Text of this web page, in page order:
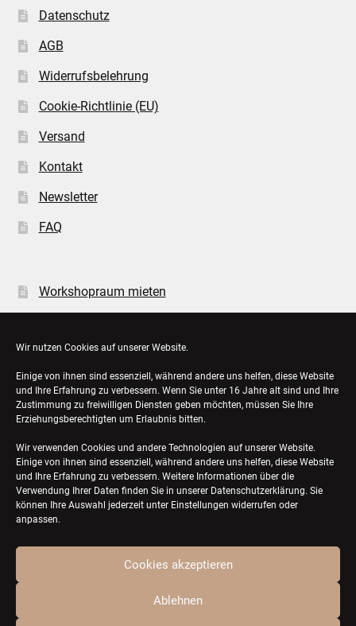
Wir nutzen Cookies auf unserer Website.
Einige von ihnen sind essenziell, während andere uns helfen, diese Website
und Ihre Erfahrung zu verbessern. Wenn Sie unter 16 Jahre alt sind und Ihre
Zustimmung zu freiwilligen Diensten geben möchten, müssen Sie Ihre
Erziehungsberechtigten um Erlaubnis bitten.
Wir verwenden Cookies und andere Technologien auf unserer Website.
Einige von ihnen sind essenziell, während andere uns helfen, diese Website
und Ihre Erfahrung zu verbessern. Weitere Informationen über die
Verwendung Ihrer Daten finden Sie in unserer Datenschutzerklärung. Sie
können Ihre Auswahl jederzeit unter Einstellungen widerrufen oder
anpassen.
Cookies akzeptieren
Ablehnen
Datenschutz
AGB
Widerrufsbelehrung
Cookie-Richtlinie (EU)
Versand
Kontakt
Newsletter
FAQ
Workshopraum mieten
Bestellungen
Konto-Details
© ZQTL ceramics 2026